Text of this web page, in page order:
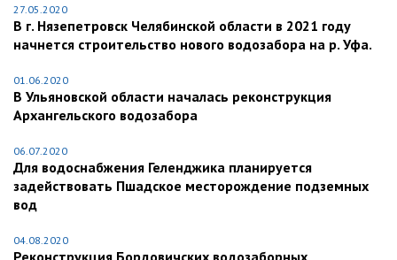
27.05.2020
В г. Нязепетровск Челябинской области в 2021 году
начнется строительство нового водозабора на р. Уфа.
01.06.2020
В Ульяновской области началась реконструкция
Архангельского водозабора
06.07.2020
Для водоснабжения Геленджика планируется
задействовать Пшадское месторождение подземных
вод
04.08.2020